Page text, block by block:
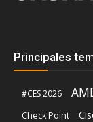
Principales
#CES 2026
Check Point